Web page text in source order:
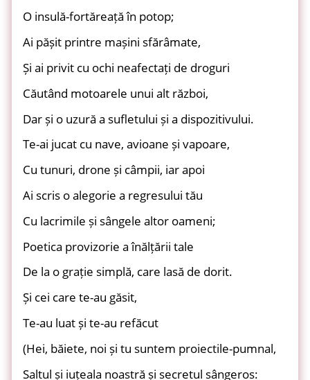
O insulă-fortăreață în potop;
Ai pășit printre mașini sfărâmate,
Și ai privit cu ochi neafectați de droguri
Căutând motoarele unui alt război,
Dar și o uzură a sufletului și a dispozitivului.
Te-ai jucat cu nave, avioane și vapoare,
Cu tunuri, drone și câmpii, iar apoi
Ai scris o alegorie a regresului tău
Cu lacrimile și sângele altor oameni;
Poetica provizorie a înălțării tale
De la o grație simplă, care lasă de dorit.
Și cei care te-au găsit,
Te-au luat și te-au refăcut
(Hei, băiete, noi și tu suntem proiectile-pumnal,
Saltul și iuțeala noastră și secretul sângeros: